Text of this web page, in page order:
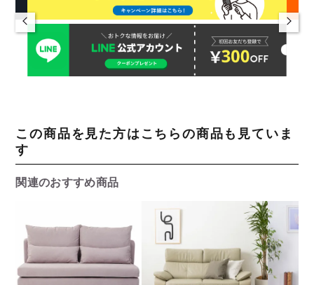
この商品を見た方はこちらの商品も見ていま
す
関連のおすすめ商品